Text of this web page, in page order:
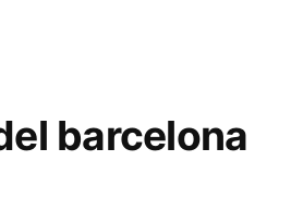
barcelona